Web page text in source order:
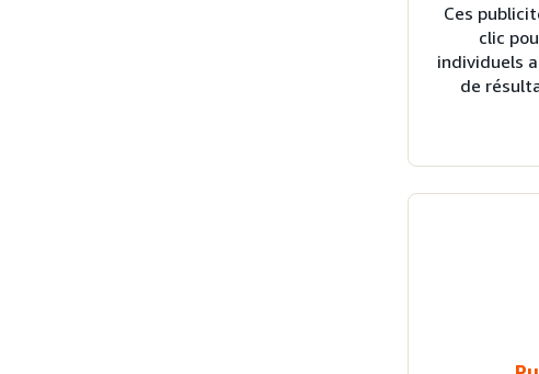
Ces
clic
individuels
de